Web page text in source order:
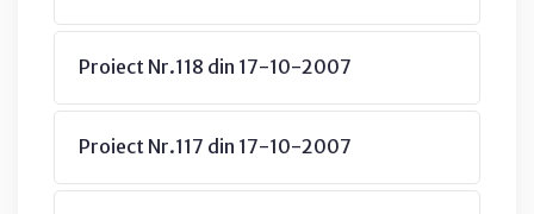
Proiect Nr.118 din 17-10-2007
Proiect Nr.117 din 17-10-2007